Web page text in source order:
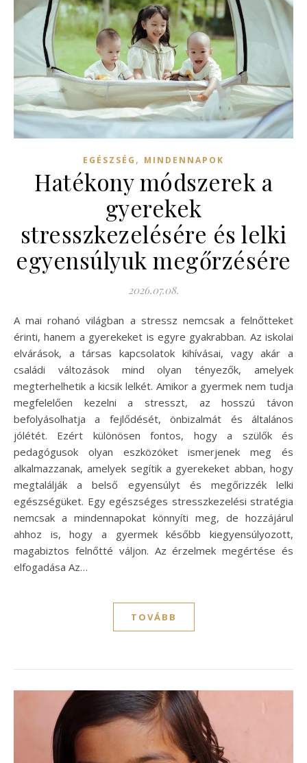
EGÉSZSÉG , MINDENNAPOK
Hatékony módszerek a
gyerekek
stresszkezelésére és lelki
egyensúlyuk megőrzésére
2026.07.08.
A mai rohanó világban a stressz nemcsak a felnőtteket
érinti, hanem a gyerekeket is egyre gyakrabban. Az iskolai
elvárások, a társas kapcsolatok kihívásai, vagy akár a
családi változások mind olyan tényezők, amelyek
megterhelhetik a kicsik lelkét. Amikor a gyermek nem tudja
megfelelően kezelni a stresszt, az hosszú távon
befolyásolhatja a fejlődését, önbizalmát és általános
jólétét. Ezért különösen fontos, hogy a szülők és
pedagógusok olyan eszközöket ismerjenek meg és
alkalmazzanak, amelyek segítik a gyerekeket abban, hogy
megtalálják a belső egyensúlyt és megőrizzék lelki
egészségüket. Egy egészséges stresszkezelési stratégia
nemcsak a mindennapokat könnyíti meg, de hozzájárul
ahhoz is, hogy a gyermek később kiegyensúlyozott,
magabiztos felnőtté váljon. Az érzelmek megértése és
elfogadása Az…
TOVÁBB